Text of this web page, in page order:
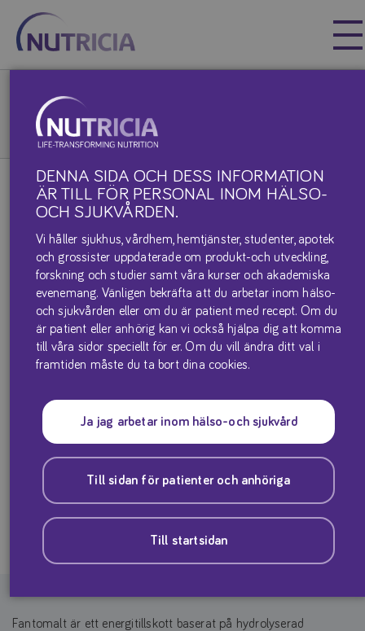
Nutricia
Nutricia
Fantomalt
DENNA SIDA OCH DESS INFORMATION
ÄR TILL FÖR PERSONAL INOM HÄLSO-
OCH SJUKVÅRDEN.
Vi håller sjukhus, vårdhem, hemtjänster, studenter, apotek
och grossister uppdaterade om produkt-och utveckling,
forskning och studier samt våra kurser och akademiska
evenemang. Vänligen bekräfta att du arbetar inom hälso-
och sjukvården eller om du är patient med recept. Om du
är patient eller anhörig kan vi också hjälpa dig att komma
till våra sidor speciellt för er. Om du vill ändra ditt val i
framtiden måste du ta bort dina cookies.
Ja jag arbetar inom hälso-och sjukvård
Till sidan för patienter och anhöriga
Till startsidan
FANTOMALT
För kostbehandling där kolhydrat i pulverform används för att
Produktfaktablad
Fantomalt är ett energitillskott baserat på hydrolyserad